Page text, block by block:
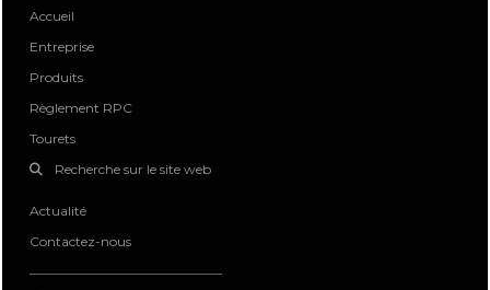
Accueil
Entreprise
Produits
Règlement RPC
Tourets
Recherche sur le site web
Actualité
Contactez-nous